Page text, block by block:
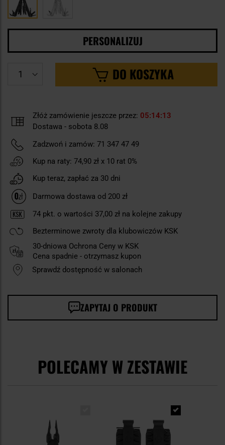
PERSONALIZUJ
DO KOSZYKA
Złóż zamówienie jeszcze przez: 05 14 13
Dostawa - sobota 8.08
Zadzwoń i zamów: 71 347 47 49
Kup na raty: 74,90 zł x 10 rat 0%
Kup teraz, zapłać za 30 dni
Darmowa dostawa od 200 zł
74 pkt. o wartości 37,00 zł na kolejne zakupy
Bezterminowe zwroty dla klubowiczów KSK
30-dniowa Ochrona Ceny w KSK
Cena spadnie - otrzymasz kupon
Sprawdź dostępność w salonach
ZAPYTAJ O PRODUKT
POLECAMY W ZESTAWIE